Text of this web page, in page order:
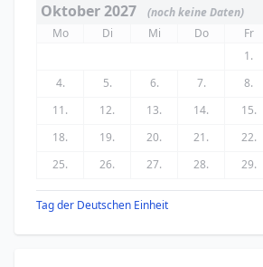
Oktober 2027
(noch keine Daten)
Mo
Di Mi Do Fr
1.
4.
5. 6. 7. 8.
11.
12. 13. 14. 15.
18.
19. 20. 21. 22.
25.
26. 27. 28. 29.
Tag der Deutschen Einheit